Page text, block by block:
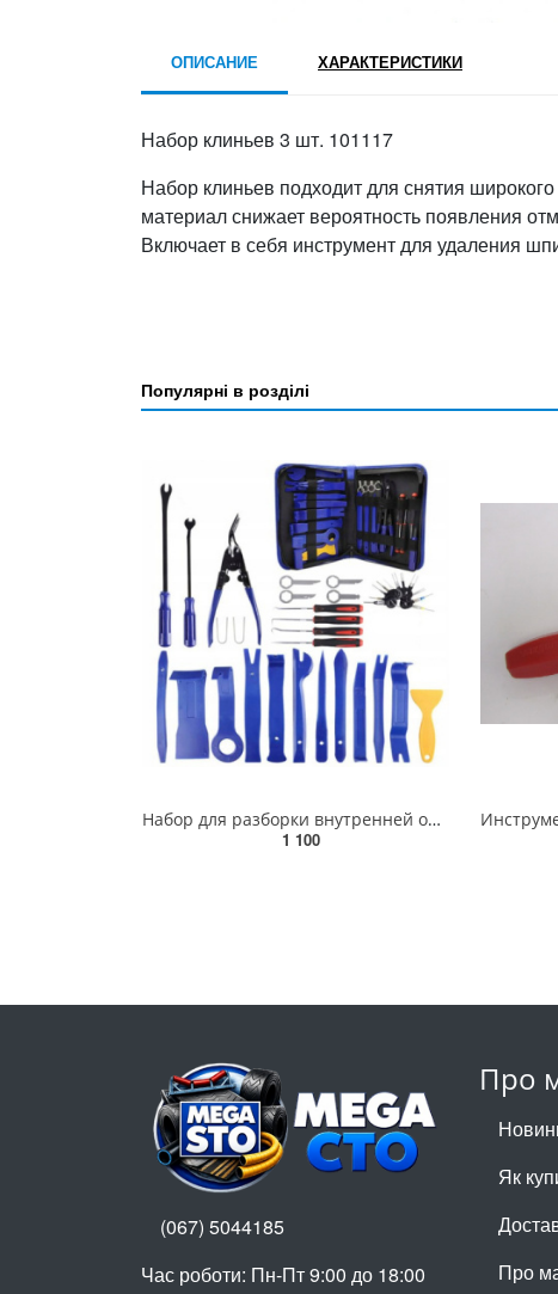
ОПИСАНИЕ ХАРАКТЕРИСТИКИ
Набор клиньев 3 шт. 101117
Набор клиньев подходит для снятия
материал снижает вероятность появления
Включает в себя инструмент для удаления
Популярні в розділі
Набор для разборки внутренней обшивки салона 38 пр. 117640
1 100
Про
Як
Про
(067) 5044185
Час роботи: Пн-Пт 9:00 до 18:00